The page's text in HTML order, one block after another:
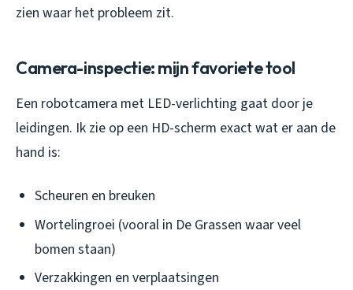
zien waar het probleem zit.
Camera-inspectie: mijn favoriete tool
Een robotcamera met LED-verlichting gaat door je
leidingen. Ik zie op een HD-scherm exact wat er aan de
hand is:
Scheuren en breuken
Wortelingroei (vooral in De Grassen waar veel
bomen staan)
Verzakkingen en verplaatsingen